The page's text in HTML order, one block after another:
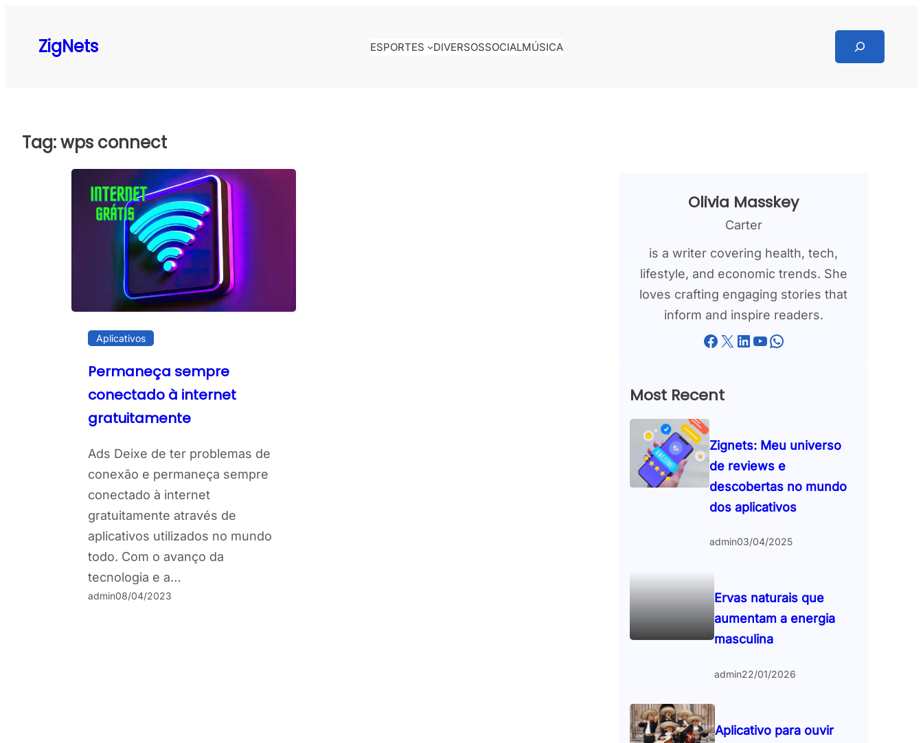
ZigNets ESPORTES DIVERSOSSOCIALMÚSICA
Search
Tag:wps connect
Aplicativos
Permaneça sempre
conectado à internet
gratuitamente
Ads Deixe de ter problemas de
conexão e permaneça sempre
conectado à internet
gratuitamente através de
aplicativos utilizados no mundo
todo. Com o avanço da
tecnologia e a…
admin08/04/2023
Olivia Masskey
Carter
is a writer covering health, tech,
lifestyle, and economic trends. She
loves crafting engaging stories that
inform and inspire readers.
Facebook X LinkedIn YouTube WhatsApp
Most Recent
Zignets: Meu universo
de reviews e
descobertas no mundo
dos aplicativos
admin03/04/2025
Ervas naturais que
aumentam a energia
masculina
admin22/01/2026
Aplicativo para ouvir